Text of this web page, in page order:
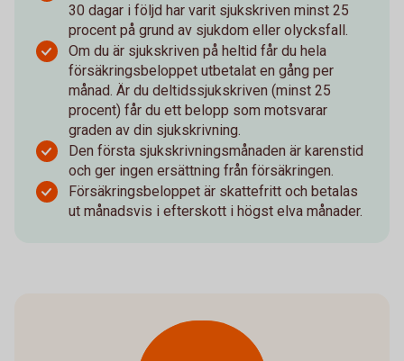
30 dagar i följd har varit sjukskriven minst 25
procent på grund av sjukdom eller olycksfall.
Om du är sjukskriven på heltid får du hela
försäkringsbeloppet utbetalat en gång per
månad. Är du deltidssjukskriven (minst 25
procent) får du ett belopp som motsvarar
graden av din sjukskrivning.
Den första sjukskrivningsmånaden är karenstid
och ger ingen ersättning från försäkringen.
Försäkringsbeloppet är skattefritt och betalas
ut månadsvis i efterskott i högst elva månader.